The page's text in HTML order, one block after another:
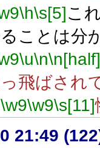
\h\s[5]こ
ことは分
\u\n\n[half]
飛ばされ
\w9\w9\s[11]
21:49